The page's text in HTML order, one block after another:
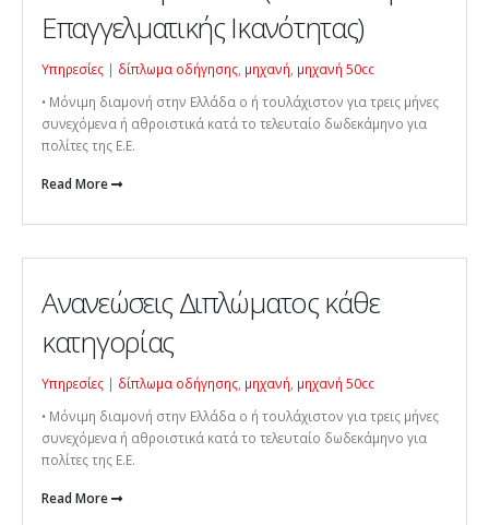
Επαγγελματικής Ικανότητας)
Υπηρεσίες | δίπλωμα οδήγησης μηχανή μηχανή 50cc
• Μόνιμη διαμονή στην Ελλάδα o ή τουλάχιστον για τρεις μήνες
συνεχόμενα ή αθροιστικά κατά το τελευταίο δωδεκάμηνο για
πολίτες της Ε.Ε.
Read More
Ανανεώσεις Διπλώματος κάθε
κατηγορίας
Υπηρεσίες | δίπλωμα οδήγησης μηχανή μηχανή 50cc
• Μόνιμη διαμονή στην Ελλάδα o ή τουλάχιστον για τρεις μήνες
συνεχόμενα ή αθροιστικά κατά το τελευταίο δωδεκάμηνο για
πολίτες της Ε.Ε.
Read More